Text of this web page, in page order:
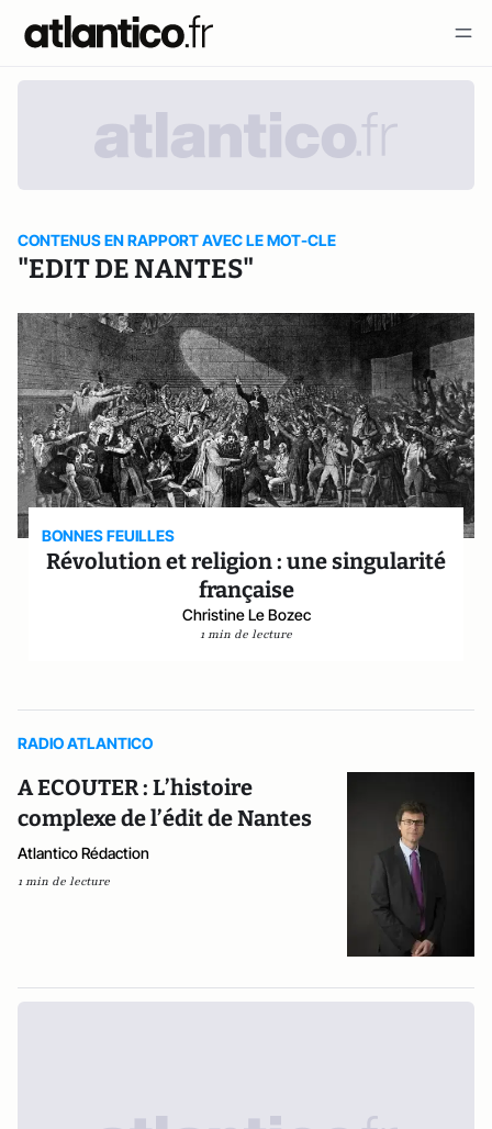
CONTENUS EN RAPPORT AVEC LE MOT-CLE
"EDIT DE NANTES"
BONNES FEUILLES
Révolution et religion : une singularité
française
Christine Le Bozec
1 min de lecture
RADIO ATLANTICO
A ECOUTER : L’histoire
complexe de l’édit de Nantes
Atlantico Rédaction
1 min de lecture